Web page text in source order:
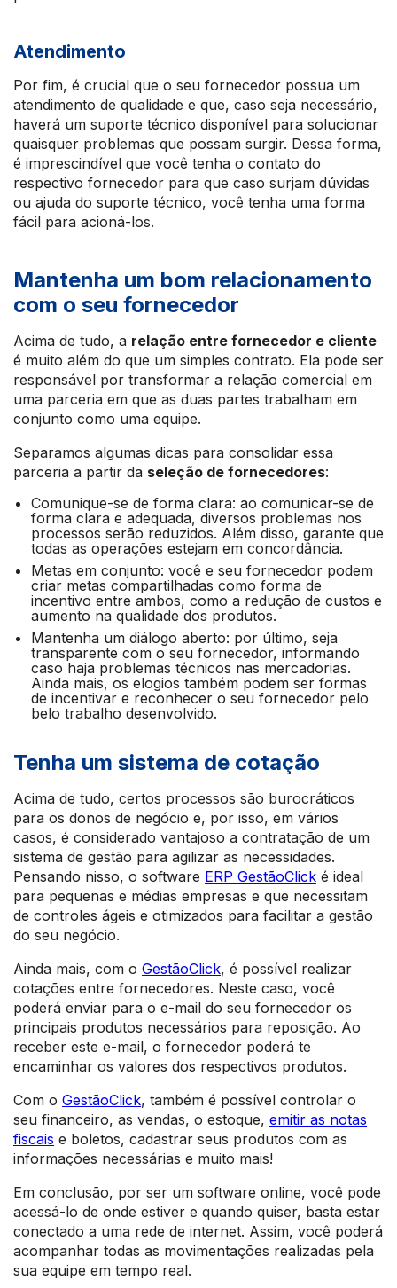
Atendimento
Por fim, é crucial que o seu fornecedor possua um
atendimento de qualidade e que, caso seja necessário,
haverá um suporte técnico disponível para solucionar
quaisquer problemas que possam surgir. Dessa forma,
é imprescindível que você tenha o contato do
respectivo fornecedor para que caso surjam dúvidas
ou ajuda do suporte técnico, você tenha uma forma
fácil para acioná-los.
Mantenha um bom relacionamento
com o seu fornecedor
Acima de tudo, a relação entre fornecedor e cliente
é muito além do que um simples contrato. Ela pode ser
responsável por transformar a relação comercial em
uma parceria em que as duas partes trabalham em
conjunto como uma equipe.
Separamos algumas dicas para consolidar essa
parceria a partir da seleção de fornecedores:
Comunique-se de forma clara: ao comunicar-se de
forma clara e adequada, diversos problemas nos
processos serão reduzidos. Além disso, garante que
todas as operações estejam em concordância.
Metas em conjunto: você e seu fornecedor podem
criar metas compartilhadas como forma de
incentivo entre ambos, como a redução de custos e
aumento na qualidade dos produtos.
Mantenha um diálogo aberto: por último, seja
transparente com o seu fornecedor, informando
caso haja problemas técnicos nas mercadorias.
Ainda mais, os elogios também podem ser formas
de incentivar e reconhecer o seu fornecedor pelo
belo trabalho desenvolvido.
Tenha um sistema de cotação
Acima de tudo, certos processos são burocráticos
para os donos de negócio e, por isso, em vários
casos, é considerado vantajoso a contratação de um
sistema de gestão para agilizar as necessidades.
Pensando nisso, o software ERP GestãoClick é ideal
para pequenas e médias empresas e que necessitam
de controles ágeis e otimizados para facilitar a gestão
do seu negócio.
Ainda mais, com o GestãoClick, é possível realizar
cotações entre fornecedores. Neste caso, você
poderá enviar para o e-mail do seu fornecedor os
principais produtos necessários para reposição. Ao
receber este e-mail, o fornecedor poderá te
encaminhar os valores dos respectivos produtos.
Com o GestãoClick, também é possível controlar o
seu financeiro, as vendas, o estoque, emitir as notas
fiscais e boletos, cadastrar seus produtos com as
informações necessárias e muito mais!
Em conclusão, por ser um software online, você pode
acessá-lo de onde estiver e quando quiser, basta estar
conectado a uma rede de internet. Assim, você poderá
acompanhar todas as movimentações realizadas pela
sua equipe em tempo real.